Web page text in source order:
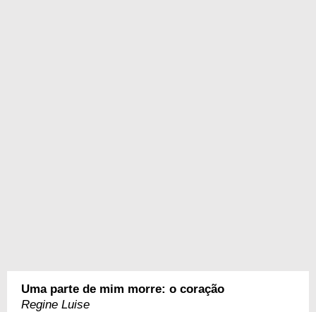
Uma parte de mim morre: o coração
Regine Luise